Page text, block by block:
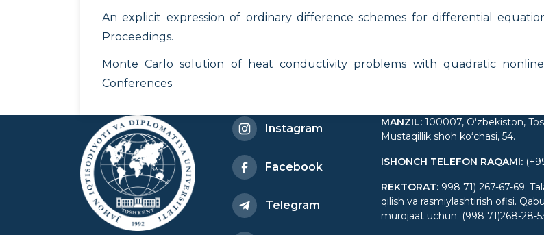
An explicit expression of ordinary difference schemes for differential
Proceedings.
Monte Carlo solution of heat conductivity problems with quadratic
Conferences
Instagram
Facebook
Telegram
MANZIL: 100007, Oʻzbekiston,
Mustaqillik shoh koʻchasi, 54.
ISHONCH TELEFON RAQAMI:
REKTORAT: 998 71) 267-67-69;
qilish va rasmiylashtirish ofisi.
murojaat uchun: (998 71)268-28-